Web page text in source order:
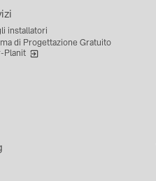
installatori
di Progettazione Gratuito
Planit